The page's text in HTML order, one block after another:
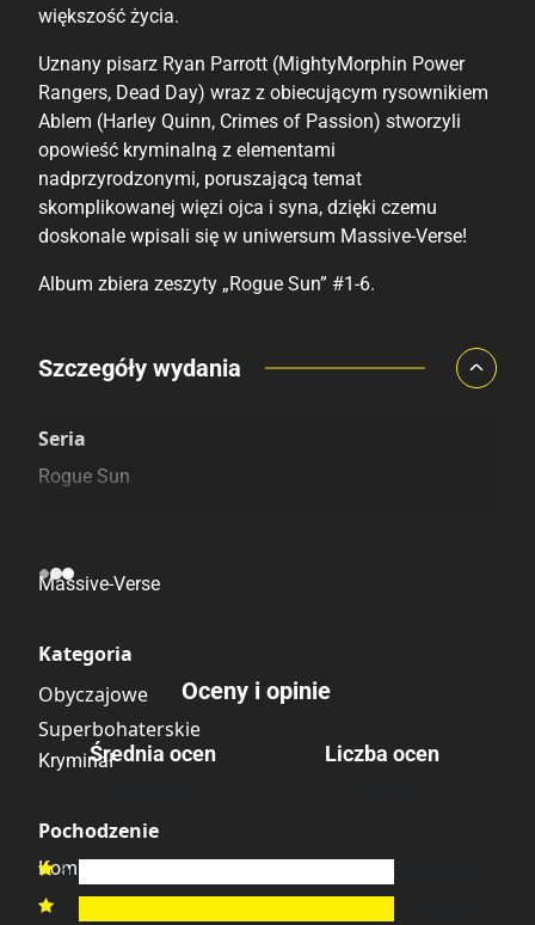
większość życia.
Uznany pisarz Ryan Parrott (MightyMorphin Power
Rangers, Dead Day) wraz z obiecującym rysownikiem
Ablem (Harley Quinn, Crimes of Passion) stworzyli
opowieść kryminalną z elementami
nadprzyrodzonymi, poruszającą temat
skomplikowanej więzi ojca i syna, dzięki czemu
doskonale wpisali się w uniwersum Massive-Verse!
Album zbiera zeszyty „Rogue Sun” #1-6.
Porównaj ceny
Szczegóły wydania
Seria
Rogue Sun
Massive-Verse
Kategoria
Obyczajowe
Superbohaterskie
Kryminał
Pochodzenie
Komiks amerykański
Oceny i opinie
Średnia ocen Liczba ocen
6
